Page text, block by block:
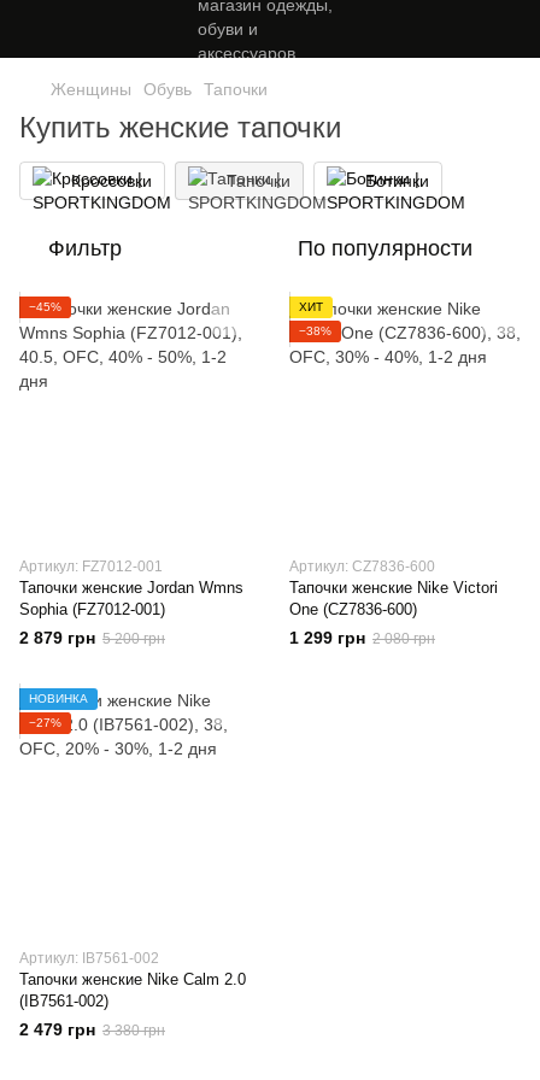
Женщины Обувь Тапочки
Купить женские тапочки
Кроссовки Тапочки Ботинки
Фильтр По популярности
−45%
Артикул: FZ7012-001
Тапочки женские Jordan Wmns
Sophia (FZ7012-001)
2 879 грн 5 200 грн
ХИТ
−38%
Артикул: CZ7836-600
Тапочки женские Nike Victori
One (CZ7836-600)
1 299 грн 2 080 грн
НОВИНКА
−27%
Артикул: IB7561-002
Тапочки женские Nike Calm 2.0
(IB7561-002)
2 479 грн 3 380 грн